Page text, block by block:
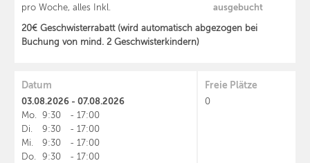
pro Woche, alles Inkl.
ausgebucht
20€ Geschwisterrabatt (wird automatisch abgezogen bei
Buchung von mind. 2 Geschwisterkindern)
Datum
03.08.2026 - 07.08.2026
Mo. 9:30 - 17:00
Di.
9:30 - 17:00
Mi.
9:30 - 17:00
Do.
9:30 - 17:00
Freie Plätze
0